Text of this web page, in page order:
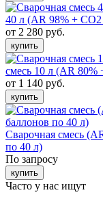
40 л (AR 98% +
от 2 280 руб.
купить
смесь 10 л (AR 80%
от 1 140 руб.
купить
Сварочная смесь
по 40 л)
По запросу
купить
Часто у нас ищут